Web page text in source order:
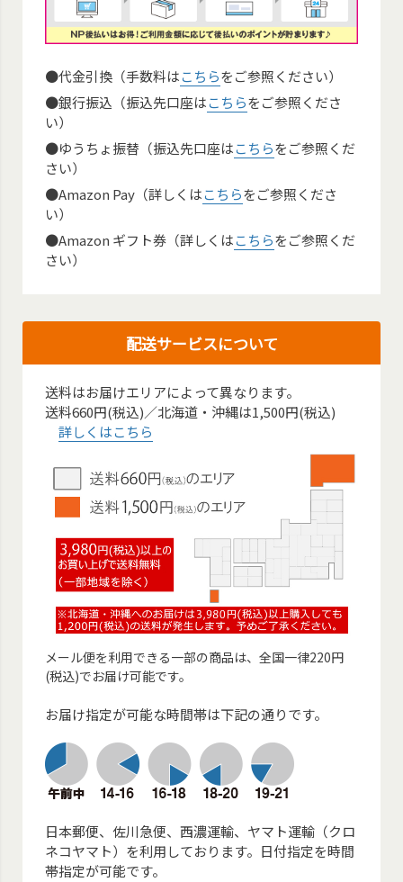
●代金引換（手数料はこちらをご参照ください）
●銀行振込（振込先口座はこちらをご参照くださ
い）
●ゆうちょ振替（振込先口座はこちらをご参照くだ
さい）
●Amazon Pay（詳しくはこちらをご参照くださ
い）
●Amazon ギフト券（詳しくはこちらをご参照くだ
さい）
配送サービスについて
送料はお届けエリアによって異なります。
送料660円(税込)／北海道・沖縄は1,500円(税込)
詳しくはこちら
メール便を利用できる一部の商品は、全国一律220円
(税込)でお届け可能です。
お届け指定が可能な時間帯は下記の通りです。
日本郵便、佐川急便、西濃運輸、ヤマト運輸（クロ
ネコヤマト）を利用しております。日付指定を時間
帯指定が可能です。